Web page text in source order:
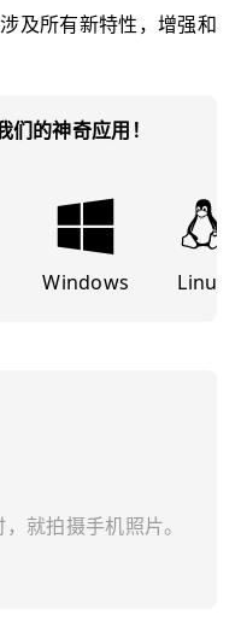
及所有新特性，增强和
们的神奇应用！
Windows Linux
就拍摄手机照片。